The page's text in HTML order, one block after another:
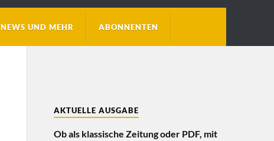
NEWS UND MEHR ABONNENTEN
AKTUELLE AUSGABE
Ob als klassische Zeitung oder PDF, mit